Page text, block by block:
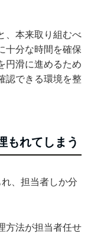
、本来取り組むべ
十分な時間を確保
円滑に進めるため
認できる環境を整
もれてしまう
、担当者しか分
方法が担当者任せ